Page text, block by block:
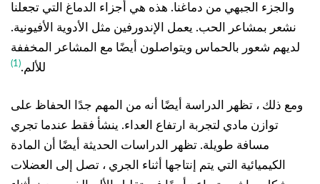
والجزء الجبهي من دماغنا. هذه هي أجزاء الدماغ التي تجعلنا
نشعر بمشاعر الحب. يعمل الإندورفين مثل الأدوية الأفيونية.
لديهم شعور بالحماس ويتواصلون أيضًا مع المشاعر المخففة
للألم.(1)
ومع ذلك ، تظهر الدراسة أيضًا أنه من المهم جدًا الحفاظ على
توازن مادي لتجربة ارتفاع العداء. ينشأ فقط عندما تجري
مسافة طويلة. تظهر الدراسات الحديثة أيضًا أن المادة
الكيميائية التي يتم إنتاجها أثناء الجري ، تصل إلى العضلات